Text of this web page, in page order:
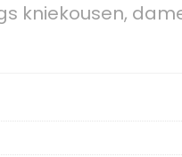
kniekousen,